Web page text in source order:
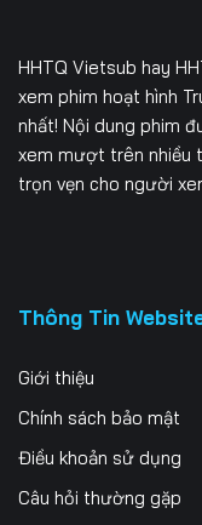
HHTQ Vietsub hay
xem phim hoạt hình
nhất! Nội dung phim
xem mượt trên nhiều
trọn vẹn cho người
Thông Tin
Giới thiệu
Chính sách bảo mật
Điều khoản sử dụng
Câu hỏi thường gặp